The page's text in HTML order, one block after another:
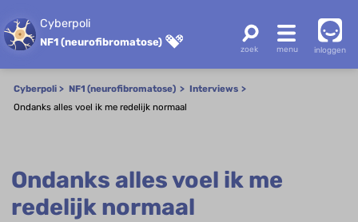
Cyberpoli
NF1 (neurofibromatose)
inloggen
Cyberpoli NF1 (neurofibromatose)
Interviews
Ondanks alles voel ik me redelijk normaal
Ondanks alles voel ik me
redelijk normaal